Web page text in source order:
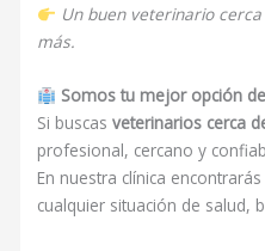
Un buen veterinario
más.
Somos tu mejor opción
Si buscasveterinarios cerca
profesional, cercano y
En nuestra clínica
cualquier situación de salud,